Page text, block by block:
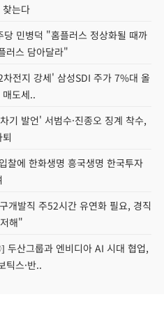
는다
민병덕 "홈플러스 정상화될 때까
러스 담아달라"
전지 강세' 삼성SDI 주가 7%대 올
도세..
기 발언' 서범수·진종오 징계 착수,
찰에 한화생명 흥국생명 한국투자
개발직 주52시간 유연화 필요, 경직
해"
산그룹과 엔비디아 AI 시대 협업,
틱스·반..